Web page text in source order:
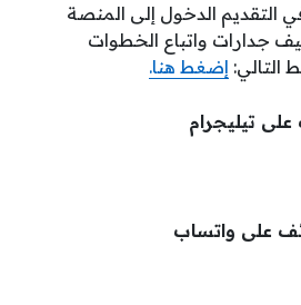
التقديم الدخول إلى المنصة
جدارات واتباع الخطوات
التالي: إضغط هنا.
على تيليجرام
على واتساب